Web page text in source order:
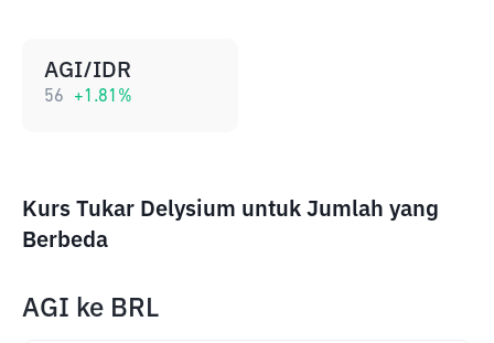
AGI/IDR
56 +1.81 %
Kurs Tukar Delysium untuk Jumlah yang
Berbeda
AGI ke BRL